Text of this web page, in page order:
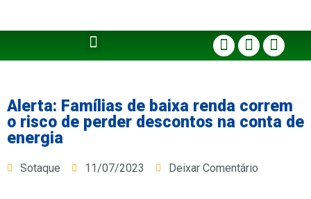
Alerta: Famílias de baixa renda correm
o risco de perder descontos na conta de
energia
Sotaque 11/07/2023 Deixar Comentário